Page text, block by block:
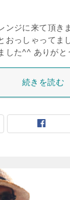
ンジに来て頂き
おっしゃってま
した^^ ありがと
続きを読む